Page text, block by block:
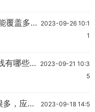
覆盖多少 2023-09-26 10:1
1
有哪些区
2023-09-21 10:3
5
，应该
2023-09-18 14:5